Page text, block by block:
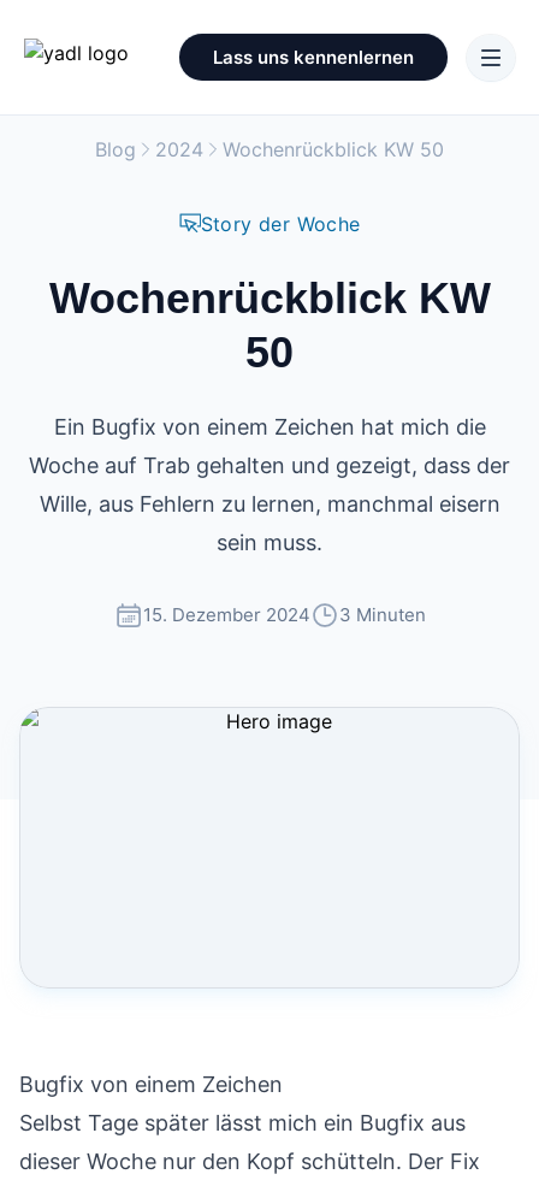
Lass uns kennenlernen
Blog 2024 Wochenrückblick KW 50
Story der Woche
Wochenrückblick KW
50
Ein Bugfix von einem Zeichen hat mich die
Woche auf Trab gehalten und gezeigt, dass der
Wille, aus Fehlern zu lernen, manchmal eisern
sein muss.
15. Dezember 2024 3 Minuten
Bugfix von einem Zeichen
Selbst Tage später lässt mich ein Bugfix aus
dieser Woche nur den Kopf schütteln. Der Fix